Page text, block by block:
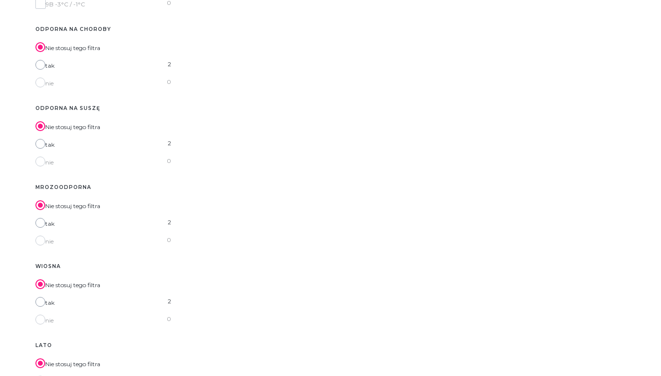
9B -3°C / -1°C 0
ODPORNA NA CHOROBY
Nie stosuj tego filtra
tak 2
nie 0
ODPORNA NA SUSZĘ
Nie stosuj tego filtra
tak 2
nie 0
MROZOODPORNA
Nie stosuj tego filtra
tak 2
nie 0
WIOSNA
Nie stosuj tego filtra
tak 2
nie 0
LATO
Nie stosuj tego filtra